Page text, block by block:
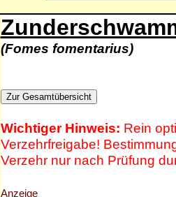
(Fomes fomentarius)
Wichtiger Hinweis: Rein
Verzehrfreigabe!
Verzehr nur nach Prüfung
Anzeige